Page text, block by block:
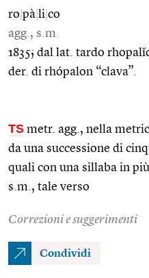
ro pà li co
agg., s.m.
1835; dal lat. tardo
der. di rhópalon “clava”.
TS metr. agg., nella
da una successione di
quali con una sillaba in
s.m., tale verso
Correzioni e suggerimenti
Condividi